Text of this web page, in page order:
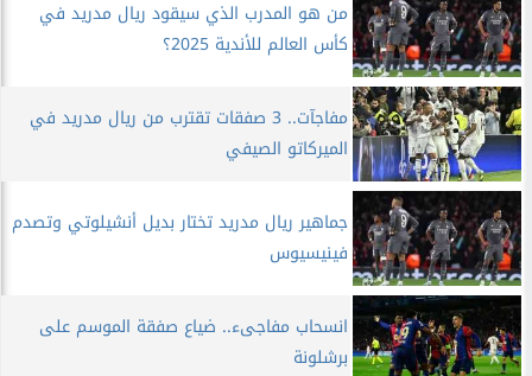
من هو المدرب الذي سيقود ريال مدريد في
كأس العالم للأندية 2025؟
مفاجآت.. 3 صفقات تقترب من ريال مدريد في
الميركاتو الصيفي
جماهير ريال مدريد تختار بديل أنشيلوتي وتصدم
فينيسيوس
انسحاب مفاجىء.. ضياع صفقة الموسم على
برشلونة